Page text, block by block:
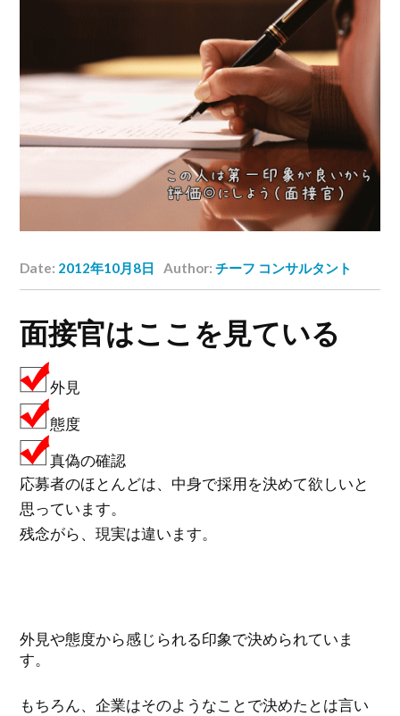
Date: 2012年10月8日 Author:チーフ コンサルタント
面接官はここを見ている
外見
態度
真偽の確認
応募者のほとんどは、中身で採用を決めて欲しいと
思っています。
残念がら、現実は違います。
外見や態度から感じられる印象で決められていま
す。
もちろん、企業はそのようなことで決めたとは言い